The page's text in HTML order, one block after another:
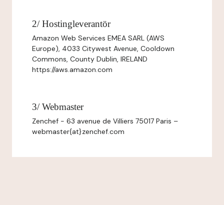
2/ Hostingleverantör
Amazon Web Services EMEA SARL (AWS
Europe), 4033 Citywest Avenue, Cooldown
Commons, County Dublin, IRELAND
https://aws.amazon.com
3/ Webmaster
Zenchef - 63 avenue de Villiers 75017 Paris –
webmaster{at}zenchef.com